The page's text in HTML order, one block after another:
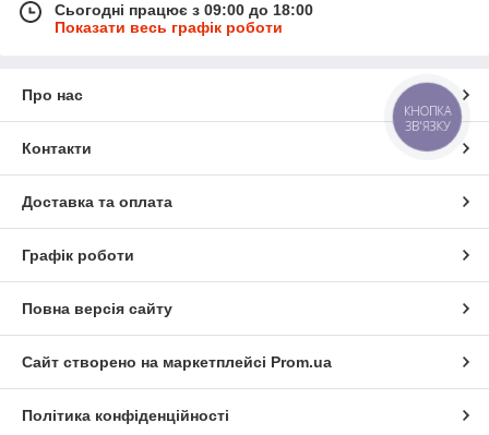
Сьогодні працює з 09:00 до 18:00
Показати весь графік роботи
Про нас
Контакти
Доставка та оплата
Графік роботи
Повна версія сайту
Сайт створено на маркетплейсі Prom.ua
Політика конфіденційності
КНОПКА
ЗВ'ЯЗКУ